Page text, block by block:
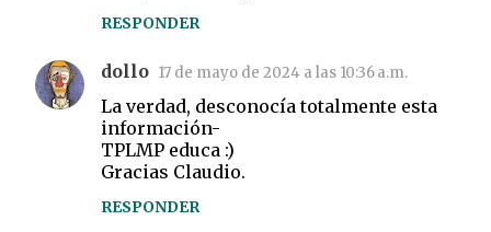
a
r
RESPONDER
dollo 17 de mayo de 2024 a las 10:36 a.m.
La verdad, desconocía totalmente esta
información-
TPLMP educa :)
Gracias Claudio.
RESPONDER